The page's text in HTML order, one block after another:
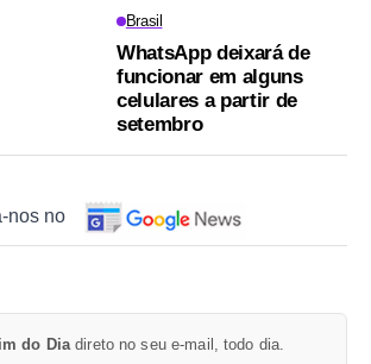
Brasil
WhatsApp deixará de
funcionar em alguns
celulares a partir de
setembro
nos no
do Diadireto no seu e-mail, todo dia.